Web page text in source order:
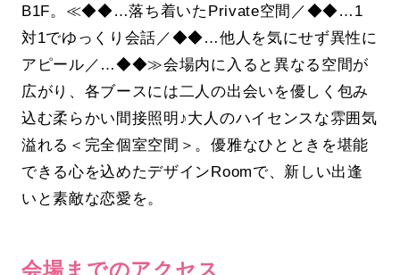
B1F。≪◆◆…落ち着いたPrivate空間／◆◆…1
対1でゆっくり会話／◆◆…他人を気にせず異性に
アピール／…◆◆≫会場内に入ると異なる空間が
広がり、各ブースには二人の出会いを優しく包み
込む柔らかい間接照明♪大人のハイセンスな雰囲気
溢れる＜完全個室空間＞。優雅なひとときを堪能
できる心を込めたデザインRoomで、新しい出逢
いと素敵な恋愛を。
会場までのアクセス